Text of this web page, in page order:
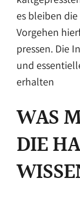
es bleiben
Vorgehen
pressen. Die
und
erhalten
WAS
DIE